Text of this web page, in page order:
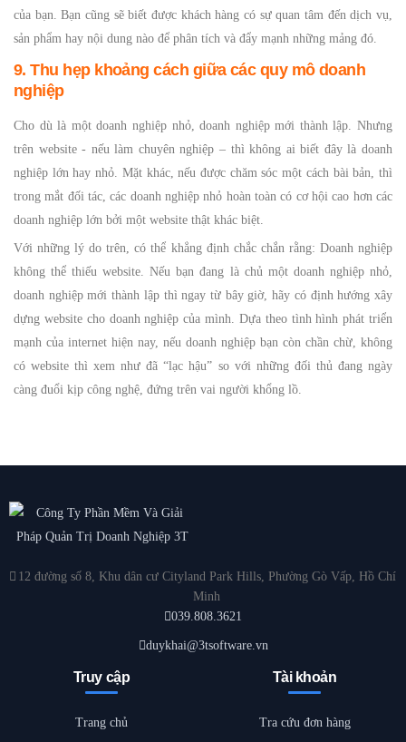
của bạn. Bạn cũng sẽ biết được khách hàng có sự quan tâm đến dịch vụ,
sản phẩm hay nội dung nào để phân tích và đẩy mạnh những mảng đó.
9. Thu hẹp khoảng cách giữa các quy mô doanh
nghiệp
Cho dù là một doanh nghiệp nhỏ, doanh nghiệp mới thành lập. Nhưng
trên website - nếu làm chuyên nghiệp – thì không ai biết đây là doanh
nghiệp lớn hay nhỏ. Mặt khác, nếu được chăm sóc một cách bài bản, thì
trong mắt đối tác, các doanh nghiệp nhỏ hoàn toàn có cơ hội cao hơn các
doanh nghiệp lớn bởi một website thật khác biệt.
Với những lý do trên, có thể khẳng định chắc chắn rằng: Doanh nghiệp
không thể thiếu website. Nếu bạn đang là chủ một doanh nghiệp nhỏ,
doanh nghiệp mới thành lập thì ngay từ bây giờ, hãy có định hướng xây
dựng website cho doanh nghiệp của mình. Dựa theo tình hình phát triển
mạnh của internet hiện nay, nếu doanh nghiệp bạn còn chần chừ, không
có website thì xem như đã “lạc hậu” so với những đối thủ đang ngày
càng đuổi kịp công nghệ, đứng trên vai người khổng lồ.
12 đường số 8, Khu dân cư Cityland Park Hills, Phường Gò Vấp, Hồ Chí
Minh
039.808.3621
duykhai@3tsoftware.vn
Truy cập
Trang chủ
Tài khoản
Tra cứu đơn hàng